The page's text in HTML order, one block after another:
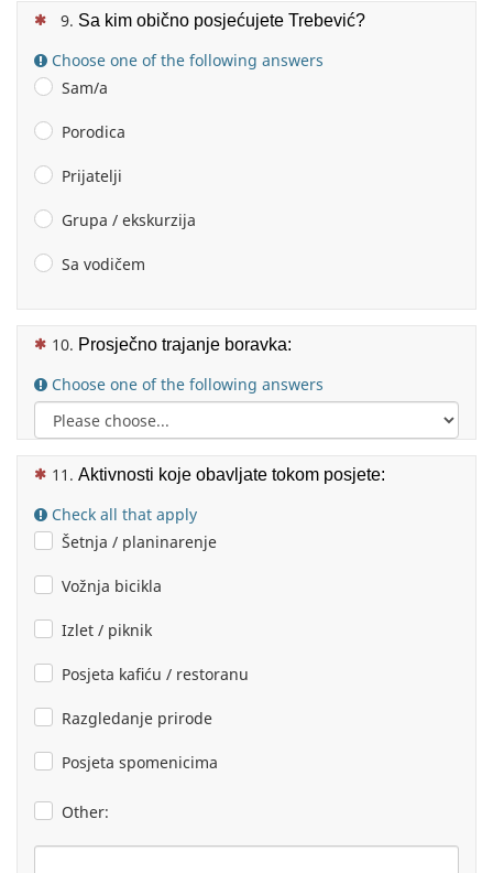
(This question is mandatory)
Sa kim obično posjećujete Trebević?
Choose one of the following answers
Sam/a
Porodica
Prijatelji
Grupa / ekskurzija
Sa vodičem
(This question is mandatory)
Prosječno trajanje boravka:
Choose one of the following answers
(This question is mandatory)
Aktivnosti koje obavljate tokom posjete:
Check all that apply
Šetnja / planinarenje
Vožnja bicikla
Izlet / piknik
Posjeta kafiću / restoranu
Razgledanje prirode
Posjeta spomenicima
Other: